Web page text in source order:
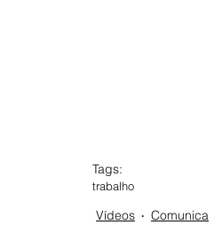
Tags:
trabalho
Vídeos Comunica